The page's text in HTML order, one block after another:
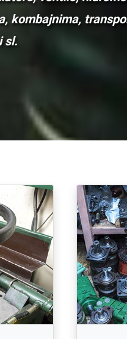
kombajnima,
sl.